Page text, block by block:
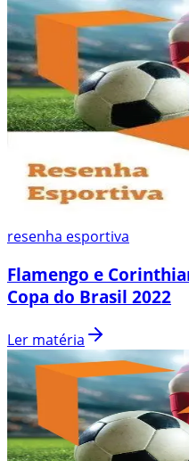
resenha esportiva
Flamengo e
Copa do Brasil 2022
Ler matéria